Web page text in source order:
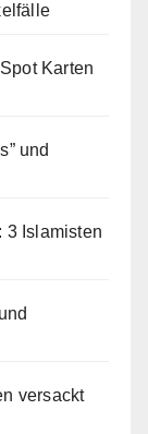
Karten
und
3 Islamisten
versackt